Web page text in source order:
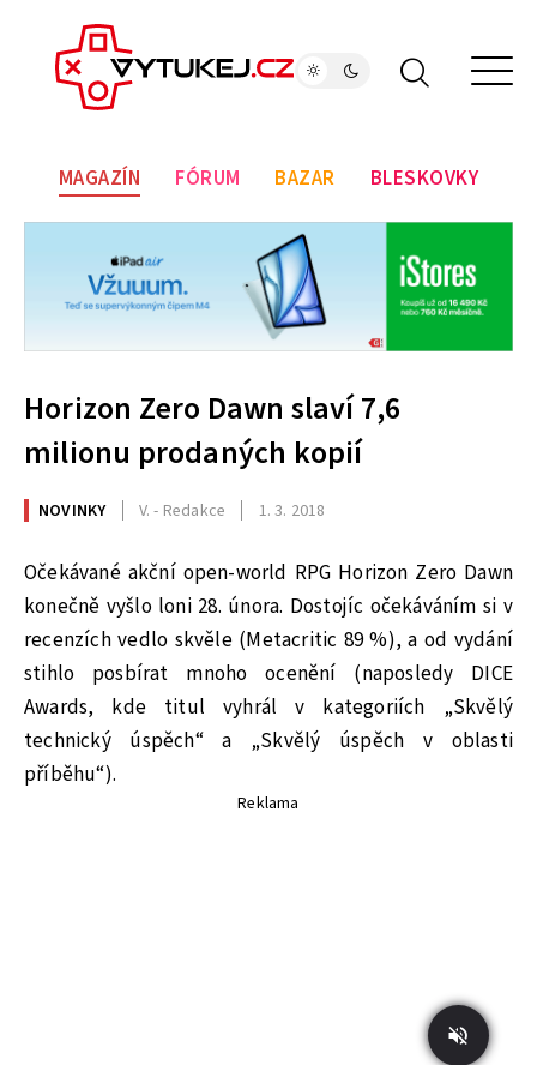
MAGAZÍN FÓRUM BAZAR BLESKOVKY
Horizon Zero Dawn slaví 7,6
milionu prodaných kopií
NOVINKY V. - Redakce 1. 3. 2018
Očekávané akční open-world RPG Horizon Zero Dawn
konečně vyšlo loni 28. února. Dostojíc očekáváním si v
recenzích vedlo skvěle (Metacritic 89 %), a od vydání
stihlo posbírat mnoho ocenění (naposledy DICE
Awards, kde titul vyhrál v kategoriích „Skvělý
technický úspěch“ a „Skvělý úspěch v oblasti
příběhu“).
Reklama